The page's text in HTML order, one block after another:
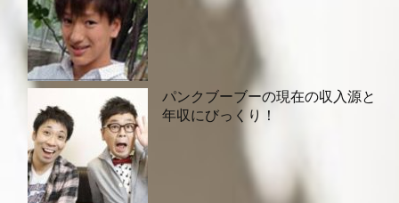
パンクブーブーの現在の収入源と
年収にびっくり！